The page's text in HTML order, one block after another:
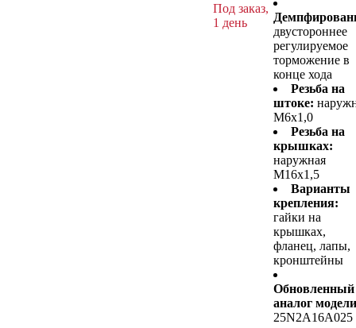
Под заказ,
1 день
двустороннее
регулируемое
торможение в
конце хода
Резьба на
штоке:
M6x1,0
Резьба на
крышках:
наружная
M16x1,5
Варианты
крепления:
гайки на
крышках,
фланец, лапы,
кронштейны
Обновленный
аналог
25N2A16A025